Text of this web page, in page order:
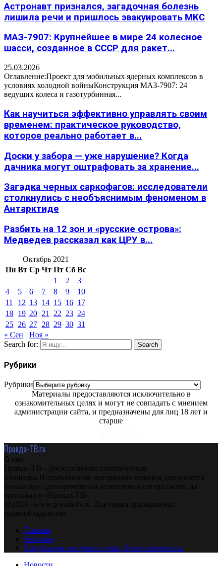
Астронавт признался, загадочная болезнь
лишила речи и пришлось эвакуировать МКС
МАЗ-7907: Крупнейшее в мире 24 колесное
шасси, созданное в СССР для ракет...
25.03.2026
Оглавление:Проект для мобильных ядерных комплексов в
условиях холодной войныКонструкция МАЗ-7907: 24
ведущих колеса и газотурбинная...
Как научиться эффективно управлять своим
временем: практическое руководство,
которое реально работает в...
Доски у забора — уже нарушение? Когда
дачника могут оштрафовать за хранение...
Загадка черных саркофагов: исследователи
столкнулись с необъяснимым феноменом в
Антарктиде
Разбить на 12 зон и «русские острова»:
Медведев рассказал как ЦРУ в...
Октябрь 2021
Пн Вт Ср Чт Пт Сб Вс
1
2
3
4
5 6 7 8 9
10
11
12 13 14 15 16 17
18 19 20 21 22 23 24
25 26 27 28 29 30 31
« Сен
Ноя »
Search for:
Search
Рубрики
Рубрики
Материалы предоставляются исключительно в
ознакомительных целях и могут не совпадать с мнением
администрации сайта, и предназначены для лиц 18 лет и
старше
Правда-ТВ.ru
О нас
Правда-ТВ - Дискуссионно политическая
площадка.Использование материалов издания допускается
только при одновременном размещении гиперссылки на
оригинал в «Правда-ТВ»
@2023 - www.pravda-tv.ru. Все права принадлежат
правообладателям.
Главная
Авторам
Владельцам авторских прав. Ответственности.